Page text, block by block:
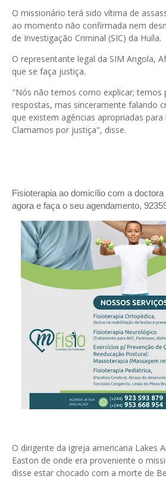
O missionário terá sido vítima de
ao momento não confirmada nem
de Investigação Criminal (SIC) da Huíla.
O representante legal da SIM Angola,
que se faça justiça.
"Nós não temos como explicar; temos
respostas, mas sinceramente falando
que existem agências apropriadas
Clamamos por justiça", disse.
Fisioterapia ao domicílio com a doctora
agora e faça o seu agendamento,
O dirigente da igreja americana Lakes
Easton de onde era proveniente o
disse estar chocado com a morte de